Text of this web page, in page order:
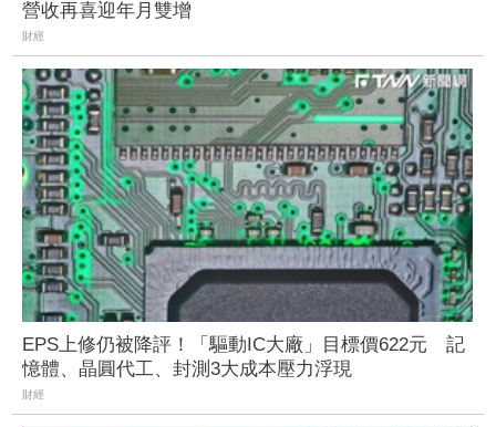
營收再喜迎年月雙增
財經
EPS上修仍被降評！「驅動IC大廠」目標價622元 記
憶體、晶圓代工、封測3大成本壓力浮現
財經